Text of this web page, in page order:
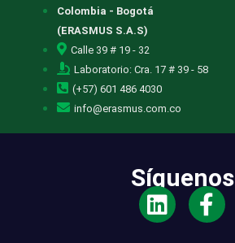
Colombia - Bogotá
(ERASMUS S.A.S)
Calle 39 # 19 - 32
Laboratorio: Cra. 17 # 39 - 58
(+57) 601 486 4030
info@erasmus.com.co
Síguenos